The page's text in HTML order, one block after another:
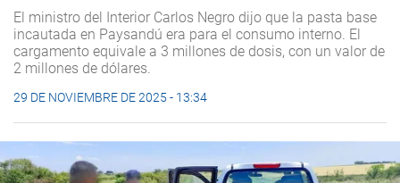
El ministro del Interior Carlos Negro dijo que la pasta base
incautada en Paysandú era para el consumo interno. El
cargamento equivale a 3 millones de dosis, con un valor de
2 millones de dólares.
29 DE NOVIEMBRE DE 2025 - 13:34